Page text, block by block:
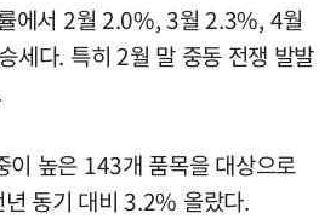
에서 2월 2.0%, 3월 2.3%, 4월
세다. 특히 2월 말 중동 전쟁 발발
이 높은 143개 품목을 대상으로
동기 대비 3.2% 올랐다.